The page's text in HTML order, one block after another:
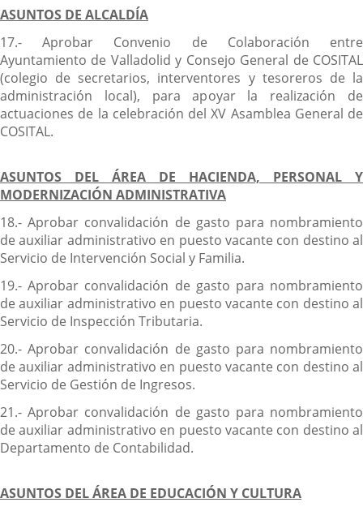
ASUNTOS DE ALCALDÍA
17.- Aprobar Convenio de Colaboración entre
Ayuntamiento de Valladolid y Consejo General de COSITAL
(colegio de secretarios, interventores y tesoreros de la
administración local), para apoyar la realización de
actuaciones de la celebración del XV Asamblea General de
COSITAL.
ASUNTOS DEL ÁREA DE HACIENDA, PERSONAL Y
MODERNIZACIÓN ADMINISTRATIVA
18.- Aprobar convalidación de gasto para nombramiento
de auxiliar administrativo en puesto vacante con destino al
Servicio de Intervención Social y Familia.
19.- Aprobar convalidación de gasto para nombramiento
de auxiliar administrativo en puesto vacante con destino al
Servicio de Inspección Tributaria.
20.- Aprobar convalidación de gasto para nombramiento
de auxiliar administrativo en puesto vacante con destino al
Servicio de Gestión de Ingresos.
21.- Aprobar convalidación de gasto para nombramiento
de auxiliar administrativo en puesto vacante con destino al
Departamento de Contabilidad.
ASUNTOS DEL ÁREA DE EDUCACIÓN Y CULTURA